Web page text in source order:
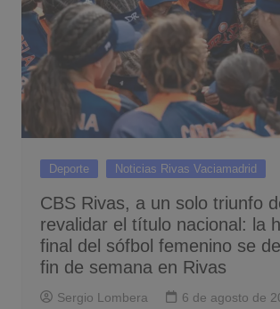
Deporte Noticias Rivas Vaciamadrid
CBS Rivas, a un solo triunfo
revalidar el título nacional: la
final del sófbol femenino se
fin de semana en Rivas
Sergio Lombera 6 de agosto de